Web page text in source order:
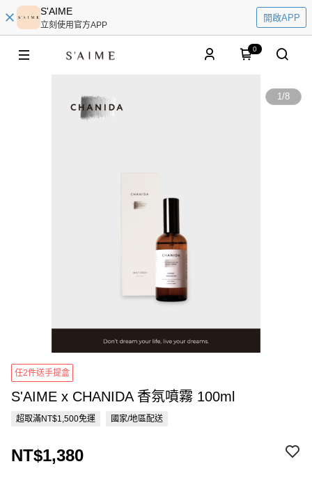
S'AIME
立刻使用官方APP
開啟APP
0
1/8
任2件送手提盒
S'AIME x CHANIDA 香氛噴霧 100ml
超取滿NT$1,500免運 國家/地區配送
NT$1,380